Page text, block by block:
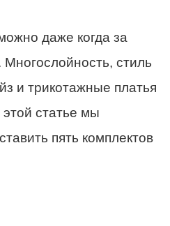
даже когда за
стиль
и трикотажные платья
статье мы
пять комплектов